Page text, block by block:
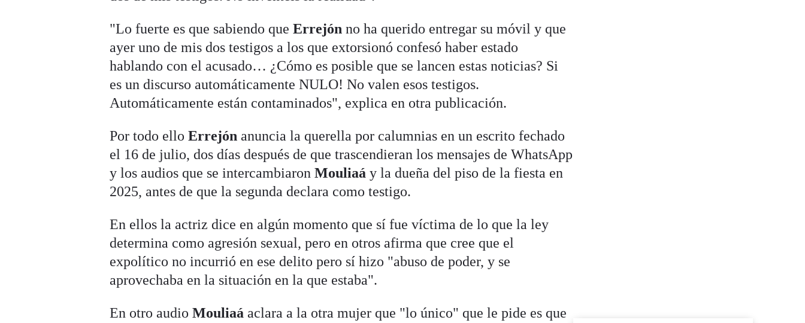
"Lo fuerte es que sabiendo queErrejón no ha querido entregar su móvil y que
ayer uno de mis dos testigos a los que extorsionó confesó haber estado
hablando con el acusado… ¿Cómo es posible que se lancen estas noticias? Si
es un discurso automáticamente NULO! No valen esos testigos.
Automáticamente están contaminados", explica en otra publicación.
Por todo elloErrejón anuncia la querella por calumnias en un escrito fechado
el 16 de julio, dos días después de que trascendieran los mensajes de WhatsApp
y los audios que se intercambiaronMouliaá y la dueña del piso de la fiesta en
2025, antes de que la segunda declara como testigo.
En ellos la actriz dice en algún momento que sí fue víctima de lo que la ley
determina como agresión sexual, pero en otros afirma que cree que el
expolítico no incurrió en ese delito pero sí hizo "abuso de poder, y se
aprovechaba en la situación en la que estaba".
En otro audioMouliaá aclara a la otra mujer que "lo único" que le pide es que